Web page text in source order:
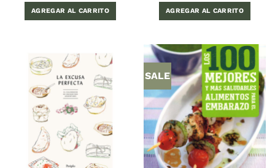
AGREGAR AL CARRITO AGREGAR AL CARRITO
SALE